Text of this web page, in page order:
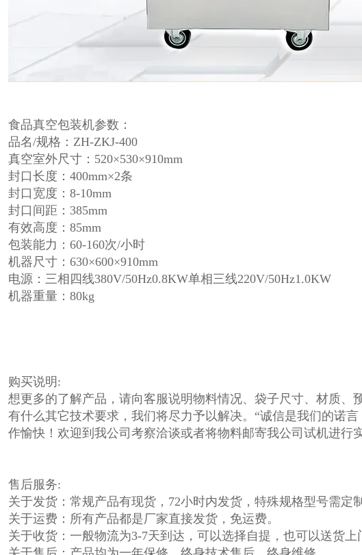
食品真空包装机参数：
品名/规格：ZH-ZKJ-400
真空室外尺寸：520×530×910mm
封口长度：400mm×2条
封口宽度：8-10mm
封口间距：385mm
有效高度：85mm
包装能力：60-160次/小时
机器尺寸：630×600×910mm
电源：三相四线380V/50Hz0.8KW单相三线220V/50Hz1.0KW
机器重量：80kg
购买说明:
想更多的了解产品，请向客服说明物料情况、袋子尺寸、材质、
有什么其它技术要求，我们将尽力予以解决。“诚信是我们的诺
作愉快！欢迎到我公司考察洽谈或者将物料邮寄我公司试机进行
售后服务:
关于发货：常规产品有现货，72小时内发货，特殊规格型号需定制
关于运费：所有产品都是厂家直接发货，免运费。
关于收货：一般物流为3-7天到达，可以选择自提，也可以送货上